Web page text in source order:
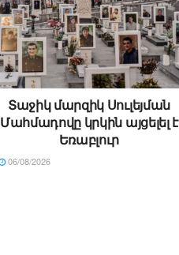
Տաջիկ մարզիկ Սուլեյման
Մահմադովը կրկին այցելել է
Եռաբլուր
06/08/2026